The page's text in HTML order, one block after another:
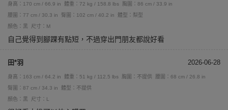
身高：170 cm / 66.9 in 體重：72 kg / 158.8 lbs
胸圍：86 cm / 33.9 in
腰圍：77 cm / 30.3 in
臀圍：102 cm / 40.2 in
體型：梨型
顏色：黑
尺寸：M
自己覺得到腳踝有點短，不過穿出門朋友都說好看
田*羽 2026-06-28
身高：163 cm / 64.2 in 體重：51 kg / 112.5 lbs 胸圍：不提供
腰圍：68 cm / 26.8 in
臀圍：87 cm / 34.3 in
體型：不提供
顏色：黑
尺寸：L